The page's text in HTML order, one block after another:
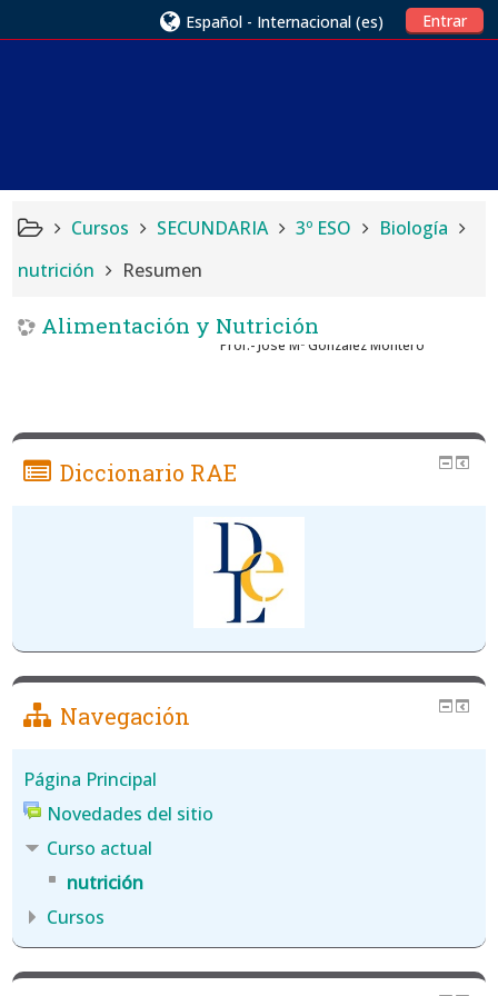
Entrar
Español - Internacional ‎(es)‎
Cursos SECUNDARIA 3º ESO
Biología
nutrición
Resumen
Alimentación y Nutrición
Prof.- Jose Mª González Montero
Diccionario RAE
Navegación
Página Principal
Novedades del sitio
Curso actual
nutrición
Cursos